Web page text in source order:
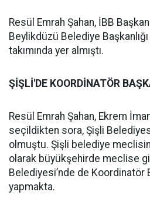
Resül Emrah Şahan, İBB
Beylikdüzü Belediye
takımında yer almıştı.
ŞİŞLİ'DE KOORDİNATÖR
Resül Emrah Şahan, Ekrem
seçildikten sora, Şişli
olmuştu. Şişli belediye
olarak büyükşehirde meclise
Belediyesi’nde de Koordinatör
yapmakta.